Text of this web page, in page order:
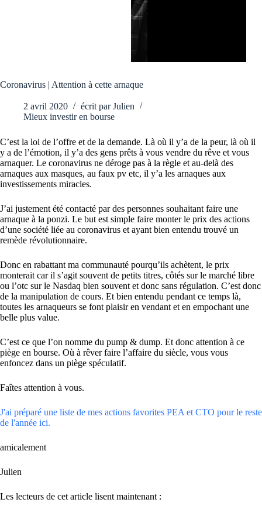
Coronavirus | Attention à cette arnaque
2 avril 2020 écrit par Julien
Mieux investir en bourse
C’est la loi de l’offre et de la demande. Là où il y’a de la peur, là où il
y a de l’émotion, il y’a des gens prêts à vous vendre du rêve et vous
arnaquer. Le coronavirus ne déroge pas à la règle et au-delà des
arnaques aux masques, au faux pv etc, il y’a les arnaques aux
investissements miracles.
J’ai justement été contacté par des personnes souhaitant faire une
arnaque à la ponzi. Le but est simple faire monter le prix des actions
d’une société liée au coronavirus et ayant bien entendu trouvé un
remède révolutionnaire.
Donc en rabattant ma communauté pourqu’ils achètent, le prix
monterait car il s’agit souvent de petits titres, côtés sur le marché libre
ou l’otc sur le Nasdaq bien souvent et donc sans régulation. C’est donc
de la manipulation de cours. Et bien entendu pendant ce temps là,
toutes les arnaqueurs se font plaisir en vendant et en empochant une
belle plus value.
C’est ce que l’on nomme du pump & dump. Et donc attention à ce
piège en bourse. Où à rêver faire l’affaire du siècle, vous vous
enfoncez dans un piège spéculatif.
Faîtes attention à vous.
J'ai préparé une liste de mes actions favorites PEA et CTO pour le reste
de l'année ici.
amicalement
Julien
Les lecteurs de cet article lisent maintenant :